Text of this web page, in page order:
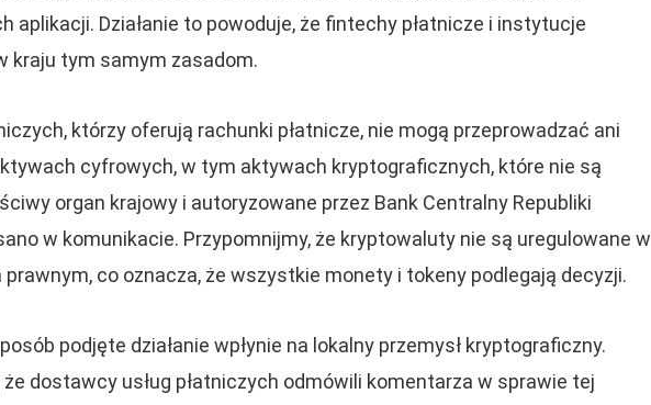
aplikacji. Działanie to powoduje, że fintechy płatnicze i instytucje
kraju tym samym zasadom.
którzy oferują rachunki płatnicze, nie mogą przeprowadzać ani
cyfrowych, w tym aktywach kryptograficznych, które nie są
organ krajowy i autoryzowane przez Bank Centralny Republiki
w komunikacie. Przypomnijmy, że kryptowaluty nie są uregulowane w
co oznacza, że wszystkie monety i tokeny podlegają decyzji.
podjęte działanie wpłynie na lokalny przemysł kryptograficzny.
że dostawcy usług płatniczych odmówili komentarza w sprawie tej